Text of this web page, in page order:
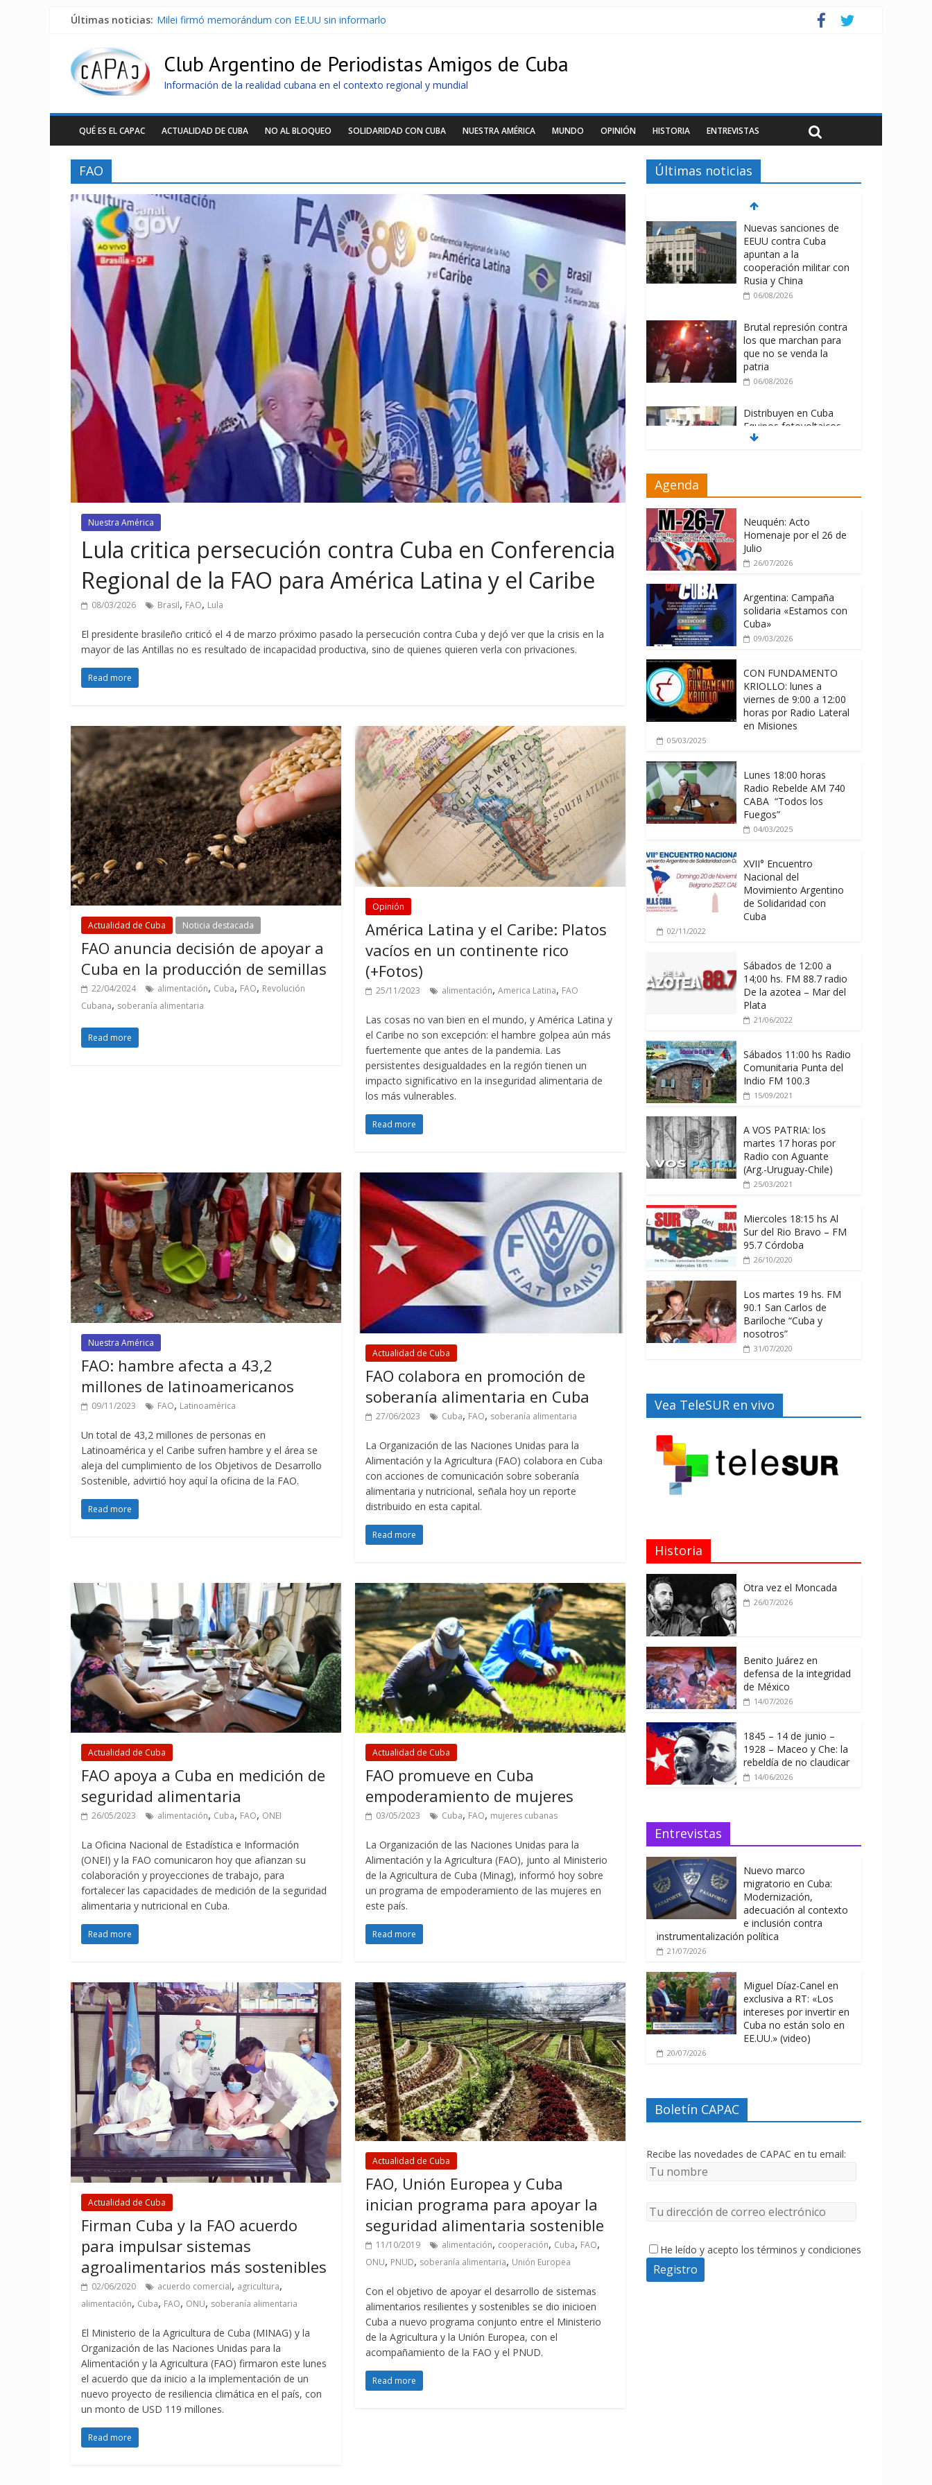
Últimas noticias: Milei firmó memorándum con EE.UU sin informarlo
Brutal represión contra los que marchan para que no se venda la patria
Distribuyen en Cuba Equipos fotovoltaicos recibidos desde Argentina
Club Argentino de Periodistas Amigos de Cuba
Información de la realidad cubana en el contexto regional y mundial
QUÉ ES EL CAPAC ACTUALIDAD DE CUBA NO AL BLOQUEO SOLIDARIDAD CON CUBA NUESTRA AMÉRICA MUNDO OPINIÓN HISTORIA ENTREVISTAS
FAO
Nuestra América
Lula critica persecución contra Cuba en Conferencia
Regional de la FAO para América Latina y el Caribe
08/03/2026 Brasil, FAO, Lula
El presidente brasileño criticó el 4 de marzo próximo pasado la persecución contra Cuba y dejó ver que la crisis en la
mayor de las Antillas no es resultado de incapacidad productiva, sino de quienes quieren verla con privaciones.
Read more
Actualidad de Cuba Noticia destacada
FAO anuncia decisión de apoyar a
Cuba en la producción de semillas
22/04/2024 alimentación, Cuba, FAO, Revolución
Cubana, soberanía alimentaria
Read more
Opinión
América Latina y el Caribe: Platos
vacíos en un continente rico
(+Fotos)
25/11/2023 alimentación,America Latina, FAO
Las cosas no van bien en el mundo, y América Latina y
el Caribe no son excepción: el hambre golpea aún más
fuertemente que antes de la pandemia. Las
persistentes desigualdades en la región tienen un
impacto significativo en la inseguridad alimentaria de
los más vulnerables.
Read more
Nuestra América
FAO: hambre afecta a 43,2
millones de latinoamericanos
09/11/2023 FAO, Latinoamérica
Un total de 43,2 millones de personas en
Latinoamérica y el Caribe sufren hambre y el área se
aleja del cumplimiento de los Objetivos de Desarrollo
Sostenible, advirtió hoy aquí la oficina de la FAO.
Read more
Actualidad de Cuba
FAO colabora en promoción de
soberanía alimentaria en Cuba
27/06/2023 Cuba, FAO, soberanía alimentaria
La Organización de las Naciones Unidas para la
Alimentación y la Agricultura (FAO) colabora en Cuba
con acciones de comunicación sobre soberanía
alimentaria y nutricional, señala hoy un reporte
distribuido en esta capital.
Read more
Actualidad de Cuba
FAO apoya a Cuba en medición de
seguridad alimentaria
26/05/2023 alimentación, Cuba, FAO, ONEI
La Oficina Nacional de Estadística e Información
(ONEI) y la FAO comunicaron hoy que afianzan su
colaboración y proyecciones de trabajo, para
fortalecer las capacidades de medición de la seguridad
alimentaria y nutricional en Cuba.
Read more
Actualidad de Cuba
FAO promueve en Cuba
empoderamiento de mujeres
03/05/2023 Cuba, FAO, mujeres cubanas
La Organización de las Naciones Unidas para la
Alimentación y la Agricultura (FAO), junto al Ministerio
de la Agricultura de Cuba (Minag), informó hoy sobre
un programa de empoderamiento de las mujeres en
este país.
Read more
Actualidad de Cuba
Firman Cuba y la FAO acuerdo
para impulsar sistemas
agroalimentarios más sostenibles
02/06/2020 acuerdo comercial, agricultura,
alimentación, Cuba, FAO, ONU, soberanía alimentaria
El Ministerio de la Agricultura de Cuba (MINAG) y la
Organización de las Naciones Unidas para la
Alimentación y la Agricultura (FAO) firmaron este lunes
el acuerdo que da inicio a la implementación de un
nuevo proyecto de resiliencia climática en el país, con
un monto de USD 119 millones.
Read more
Actualidad de Cuba
FAO, Unión Europea y Cuba
inician programa para apoyar la
seguridad alimentaria sostenible
11/10/2019 alimentación, cooperación, Cuba, FAO,
ONU, PNUD, soberanía alimentaria, Unión Europea
Con el objetivo de apoyar el desarrollo de sistemas
alimentarios resilientes y sostenibles se dio inicioen
Cuba a nuevo programa conjunto entre el Ministerio
de la Agricultura y la Unión Europea, con el
acompañamiento de la FAO y el PNUD.
Read more
Últimas noticias
Nuevas sanciones de
EEUU contra Cuba
apuntan a la
cooperación militar con
Rusia y China
06/08/2026
Brutal represión contra
los que marchan para
que no se venda la
patria
06/08/2026
Distribuyen en Cuba
Equipos fotovoltaicos
recibidos desde
Cuba alerta sobre
dominación de EEUU
06/08/2026
Agenda
Neuquén: Acto
Homenaje por el 26 de
Julio
26/07/2026
Argentina: Campaña
solidaria «Estamos con
Cuba»
09/03/2026
CON FUNDAMENTO
KRIOLLO: lunes a
viernes de 9:00 a 12:00
horas por Radio Lateral
en Misiones
05/03/2025
Lunes 18:00 horas
Radio Rebelde AM 740
CABA “Todos los
Fuegos”
04/03/2025
XVII° Encuentro
Nacional del
Movimiento Argentino
de Solidaridad con
Cuba
02/11/2022
Sábados de 12:00 a
14;00 hs. FM 88.7 radio
De la azotea – Mar del
Plata
21/06/2022
Sábados 11:00 hs Radio
Comunitaria Punta del
Indio FM 100.3
15/09/2021
A VOS PATRIA: los
martes 17 horas por
Radio con Aguante
(Arg.-Uruguay-Chile)
25/03/2021
Miercoles 18:15 hs Al
Sur del Rio Bravo – FM
95.7 Córdoba
26/10/2020
Los martes 19 hs. FM
90.1 San Carlos de
Bariloche “Cuba y
nosotros”
31/07/2020
Vea TeleSUR en vivo
Historia
Otra vez el Moncada
26/07/2026
Benito Juárez en
defensa de la integridad
de México
14/07/2026
1845 – 14 de junio –
1928 – Maceo y Che: la
rebeldía de no claudicar
14/06/2026
Entrevistas
Nuevo marco
migratorio en Cuba:
Modernización,
adecuación al contexto
e inclusión contra
instrumentalización política
21/07/2026
Miguel Díaz-Canel en
exclusiva a RT: «Los
intereses por invertir en
Cuba no están solo en
EE.UU.» (video)
20/07/2026
Boletín CAPAC
Recibe las novedades de CAPAC en tu email:
He leído y acepto los términos y condiciones